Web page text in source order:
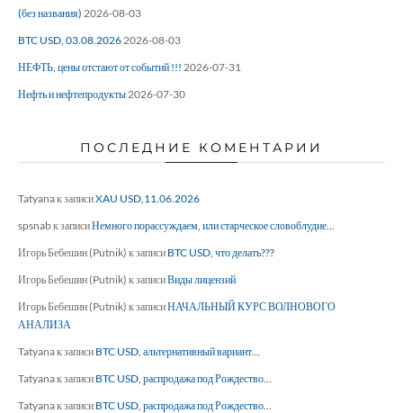
(без названия) 2026-08-03
BTC USD, 03.08.2026 2026-08-03
НЕФТЬ, цены отстают от событий !!! 2026-07-31
Нефть и нефтепродукты 2026-07-30
ПОСЛЕДНИЕ КОМЕНТАРИИ
Tatyanaк записиXAU USD,11.06.2026
spsnabк записиНемного порассуждаем, или старческое словоблудие…
Игорь Бебешин (Putnik) к записи BTC USD, что делать???
Игорь Бебешин (Putnik) к записиВиды лицензий
Игорь Бебешин (Putnik) к записиНАЧАЛЬНЫЙ КУРС ВОЛНОВОГО
АНАЛИЗА
Tatyanaк записи BTC USD, альтернативный вариант…
Tatyanaк записи BTC USD, распродажа под Рождество…
Tatyanaк записи BTC USD, распродажа под Рождество…